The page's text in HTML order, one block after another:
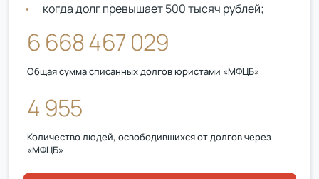
когда долг превышает 500 тысяч рублей;
6 668 467 029
Общая сумма списанных долгов юристами «МФЦБ»
4 955
Количество людей, освободившихся от долгов через
«МФЦБ»